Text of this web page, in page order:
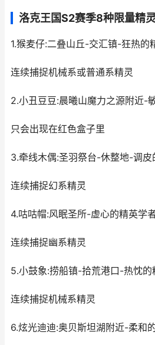
洛克王国S2赛季8种限量精
1.猴麦仔:二叠山丘-交汇镇-狂热的
连续捕捉机械系或普通系精灵
2.小丑豆豆:晨曦山魔力之源附近-
只会出现在红色盒子里
3.牵线木偶:圣羽祭台-休整地-调皮
连续捕捉幻系精灵
4.咕咕帽:风眠圣所-虚心的精英学
连续捕捉幽系精灵
5.小鼓象:捞船镇-拾荒港口-热忱的
连续捕捉机械系精灵
6.炫光迪迪:奥贝斯坦湖附近-柔和